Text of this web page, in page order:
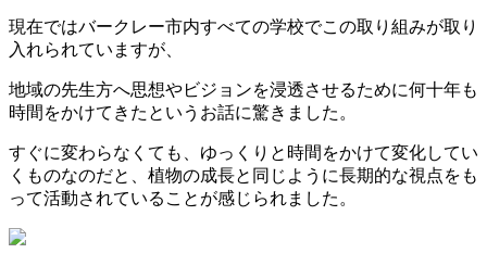
現在ではバークレー市内すべての学校でこの取り組みが取り
入れられていますが、
地域の先生方へ思想やビジョンを浸透させるために何十年も
時間をかけてきたというお話に驚きました。
すぐに変わらなくても、ゆっくりと時間をかけて変化してい
くものなのだと、植物の成長と同じように長期的な視点をも
って活動されていることが感じられました。